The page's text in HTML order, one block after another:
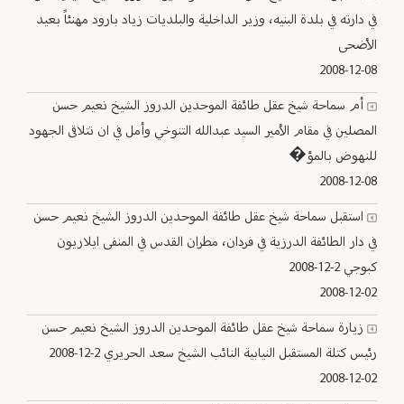
في دارته في بلدة البنيه، وزير الداخلية والبلديات زياد بارود مهنئاً بعيد
الأضحى
2008-12-08
أم سماحة شيخ عقل طائفة الموحدين الدروز الشيخ نعيم حسن
المصلين في مقام الأمير السيد عبدالله التنوخي وأمل في ان تتلاقى الجهود
للنهوض بالمؤ�
2008-12-08
استقبل سماحة شيخ عقل طائفة الموحدين الدروز الشيخ نعيم حسن
في دار الطائفة الدرزية في فردان، مطران القدس في المنفى ايلاريون
كبوجي 2-12-2008
2008-12-02
زيارة سماحة شيخ عقل طائفة الموحدين الدروز الشيخ نعيم حسن
رئيس كتلة المستقبل النيابية النائب الشيخ سعد الحريري 2-12-2008
2008-12-02